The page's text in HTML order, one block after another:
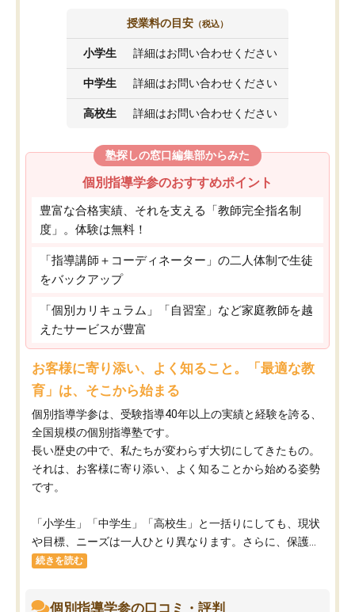
授業料の目安 （税込）
小学生 詳細はお問い合わせください
中学生 詳細はお問い合わせください
高校生 詳細はお問い合わせください
塾探しの窓口編集部からみた
個別指導学参のおすすめポイント
豊富な合格実績、それを支える「教師完全指名制
度」。体験は無料！
「指導講師＋コーディネーター」の二人体制で生徒
をバックアップ
「個別カリキュラム」「自習室」など家庭教師を越
えたサービスが豊富
お客様に寄り添い、よく知ること。「最適な教
育」は、そこから始まる
個別指導学参は、受験指導40年以上の実績と経験を誇る、
全国規模の個別指導塾です。
長い歴史の中で、私たちが変わらず大切にしてきたもの。
それは、お客様に寄り添い、よく知ることから始める姿勢
です。
「小学生」「中学生」「高校生」と一括りにしても、現状
や目標、ニーズは一人ひとり異なります。さらに、保護...
続きを読む
個別指導学参の口コミ・評判